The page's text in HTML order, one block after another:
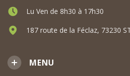
MENU
Lu Ven de 8h30 à 17h30
187 route de la Féclaz, 73230